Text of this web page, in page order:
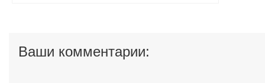
Ваши комментарии: